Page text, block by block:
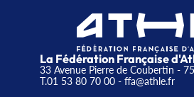
La Fédération Française
33 Avenue Pierre de Coubertin -
T.01 53 80 70 00- ffa@athle.fr